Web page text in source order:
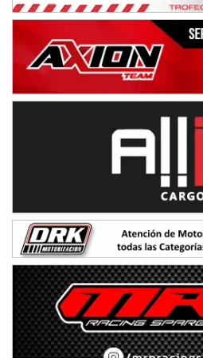
KDO - F6
Ciudad de Trenque Lauquen (Asfalto)
Trenque Lauquen (Buenos Aires)
ENTRERRIANO - F6 (POSTERGADA)
Parque de la Velocidad (Asfalto)
Moto Club Reginense (Tierra)
Gral. E. Godoy (Río Negro)
CSK - F7
Juventud Unida (Tierra)
Humboldt (Santa Fe)
NORESTE SANTAFESINO - F6
Ciudad de Avellaneda (Asfalto)
Avellaneda (Santa Fe)